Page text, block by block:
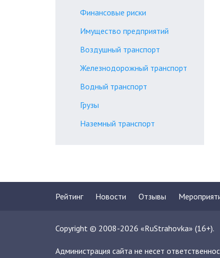
Финансовые риски
Имущество предприятий
Воздушный транспорт
Железнодорожный транспорт
Водный транспорт
Грузы
Наземный транспорт
Рейтинг Новости Отзывы
Copyright © 2008-2026 «RuStrahovka» (16+).
Администрация сайта не несет